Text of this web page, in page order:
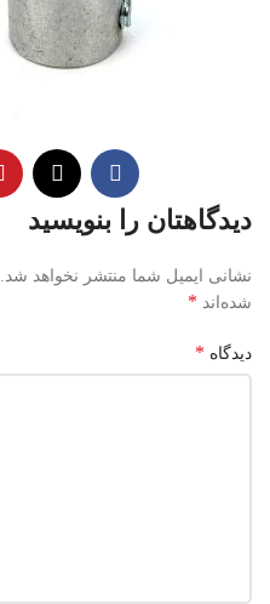
دیدگاهتان را بنویسید
نشانی ایمیل شما منتشر نخواهد شد.
شده‌اند *
دیدگاه *